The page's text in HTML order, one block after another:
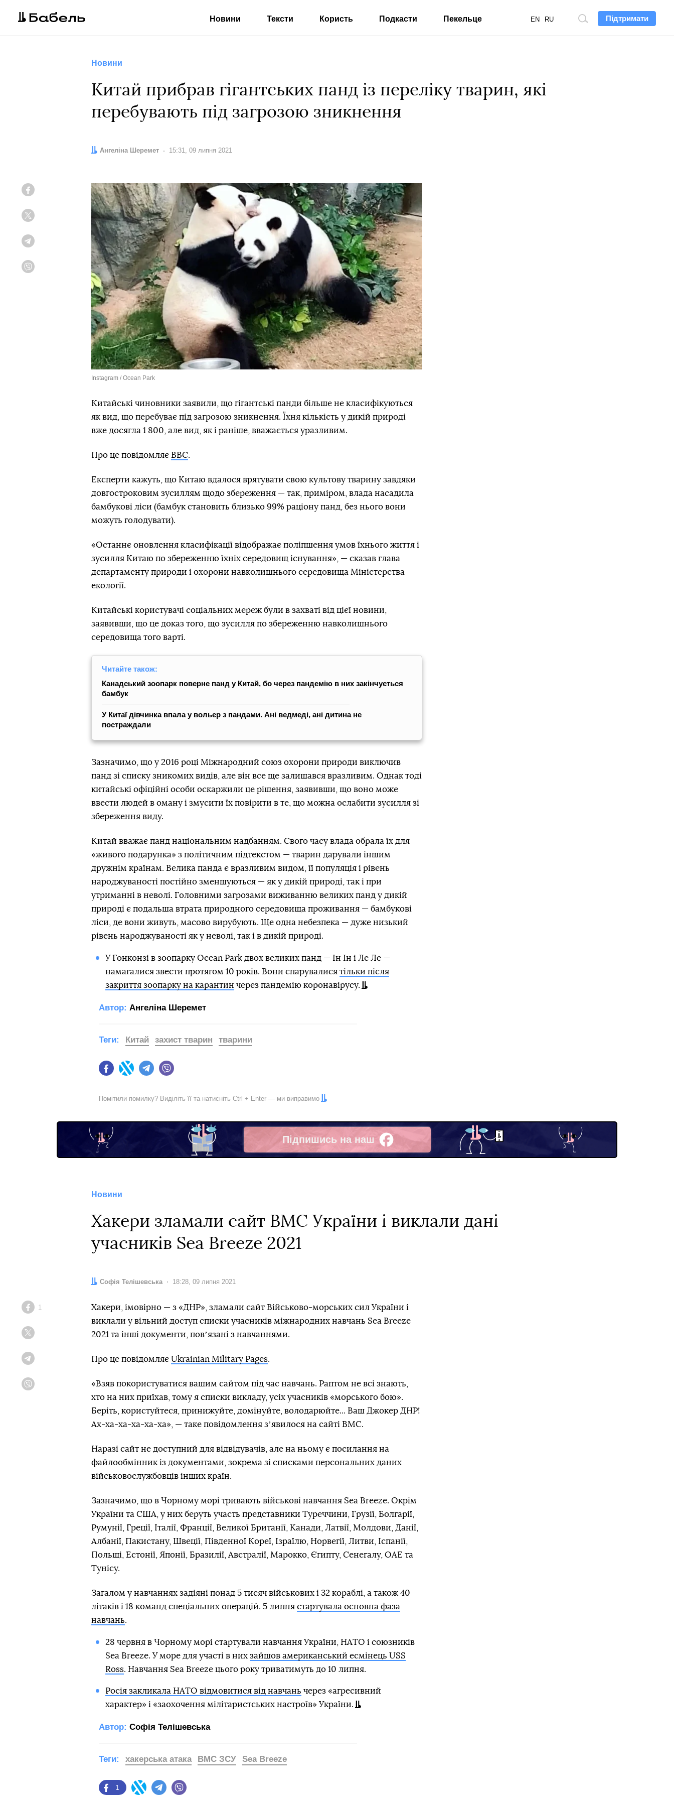
Підтримати
Пошук
EN RU
Новини Тексти Користь Подкасти Пекельце
Новини
Китай прибрав гігантських панд із переліку тварин, які
перебувають під загрозою зникнення
Автор:
Ангеліна Шеремет Дата:
15:31, 09 липня 2021
Instagram / Ocean Park
Китайські чиновники заявили, що гігантські панди більше не класифікуються
як вид, що перебуває під загрозою зникнення. Їхня кількість у дикій природі
вже досягла 1 800, але вид, як і раніше, вважається уразливим.
Про це повідомляє BBC.
Експерти кажуть, що Китаю вдалося врятувати свою культову тварину завдяки
довгостроковим зусиллям щодо збереження — так, приміром, влада насадила
бамбукові ліси (бамбук становить близько 99% раціону панд, без нього вони
можуть голодувати).
«Останнє оновлення класифікації відображає поліпшення умов їхнього життя і
зусилля Китаю по збереженню їхніх середовищ існування», — сказав глава
департаменту природи і охорони навколишнього середовища Міністерства
екології.
Китайські користувачі соціальних мереж були в захваті від цієї новини,
заявивши, що це доказ того, що зусилля по збереженню навколишнього
середовища того варті.
Читайте також:
Канадський зоопарк поверне панд у Китай, бо через пандемію в них закінчується
бамбук
У Китаї дівчинка впала у вольєр з пандами. Ані ведмеді, ані дитина не
постраждали
Зазначимо, що у 2016 році Міжнародний союз охорони природи виключив
панд зі списку зникомих видів, але він все ще залишався вразливим. Однак тоді
китайські офіційні особи оскаржили це рішення, заявивши, що воно може
ввести людей в оману і змусити їх повірити в те, що можна ослабити зусилля зі
збереження виду.
Китай вважає панд національним надбанням. Свого часу влада обрала їх для
«живого подарунка» з політичним підтекстом — тварин дарували іншим
дружнім країнам. Велика панда є вразливим видом, її популяція і рівень
народжуваності постійно зменшуються — як у дикій природі, так і при
утриманні в неволі. Головними загрозами виживанню великих панд у дикій
природі є подальша втрата природного середовища проживання — бамбукові
ліси, де вони живуть, масово вирубують. Ще одна небезпека — дуже низький
рівень народжуваності як у неволі, так і в дикій природі.
У Гонконзі в зоопарку Ocean Park двох великих панд — Ін Ін і Ле Ле —
намагалися звести протягом 10 років. Вони спарувалися тільки після
закриття зоопарку на карантин через пандемію коронавірусу.
Автор: Ангеліна Шеремет
FacebookTwitter Telegram
Теги: Китай захист тварин тварини
Помітили помилку? Виділіть її та натисніть Ctrl + Enter — ми виправимо
Підпишись на наш
Facebook
Новини
Хакери зламали сайт ВМС України і виклали дані
учасників Sea Breeze 2021
Автор:
Софія Телішевська Дата:
18:28, 09 липня 2021
Facebook
1
Хакери, імовірно — з «ДНР», зламали сайт Військово-морських сил України і
виклали у вільний доступ списки учасників міжнародних навчань Sea Breeze
2021 та інші документи, повʼязані з навчаннями.
Про це повідомляє Ukrainian Military Pages.
«Взяв покористуватися вашим сайтом під час навчань. Раптом не всі знають,
хто на них приїхав, тому я списки викладу, усіх учасників «морського бою».
Беріть, користуйтеся, принижуйте, домінуйте, володарюйте... Ваш Джокер ДНР!
Ах-ха-ха-ха-ха-ха», — таке повідомлення зʼявилося на сайті ВМС.
Наразі сайт не доступний для відвідувачів, але на ньому є посилання на
файлообмінник із документами, зокрема зі списками персональних даних
військовослужбовців інших країн.
Зазначимо, що в Чорному морі тривають військові навчання Sea Breeze. Окрім
України та США, у них беруть участь представники Туреччини, Грузії, Болгарії,
Румунії, Греції, Італії, Франції, Великої Британії, Канади, Латвії, Молдови, Данії,
Албанії, Пакистану, Швеції, Південної Кореї, Ізраїлю, Норвегії, Литви, Іспанії,
Польщі, Естонії, Японії, Бразилії, Австралії, Марокко, Єгипту, Сенегалу, ОАЕ та
Тунісу.
Загалом у навчаннях задіяні понад 5 тисяч військових і 32 кораблі, а також 40
літаків і 18 команд спеціальних операцій. 5 липня стартувала основна фаза
навчань.
28 червня в Чорному морі стартували навчання України, НАТО і союзників
Sea Breeze. У море для участі в них зайшов американський есмінець USS
Ross. Навчання Sea Breeze цього року триватимуть до 10 липня.
Росія закликала НАТО відмовитися від навчань через «агресивний
характер» і «заохочення мілітаристських настроїв» України.
Автор: Софія Телішевська
Facebook
1
Twitter Telegram
Теги: хакерська атака ВМС ЗСУ Sea Breeze